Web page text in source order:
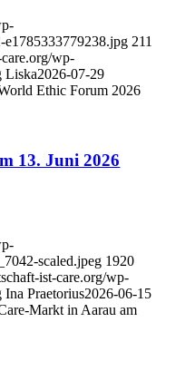
e1785333779238.jpg 211
wp-
Liska2026-07-29
Ethic Forum 2026
13. Juni 2026
scaled.jpeg 1920
ist-care.org/wp-
Ina Praetorius2026-06-15
Markt in Aarau am